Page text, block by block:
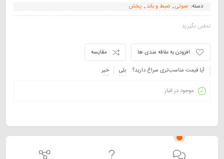
دسته: صوتی, ضبط و باند , پخش
تماس بگیرید
مقایسه
افزودن به علاقه مندی ها
آیا قیمت مناسب‌تری سراغ دارید؟
بلی خیر
موجود در انبار